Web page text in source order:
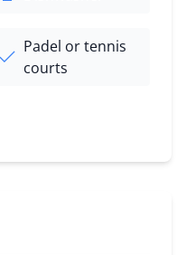
Padel or tennis
courts